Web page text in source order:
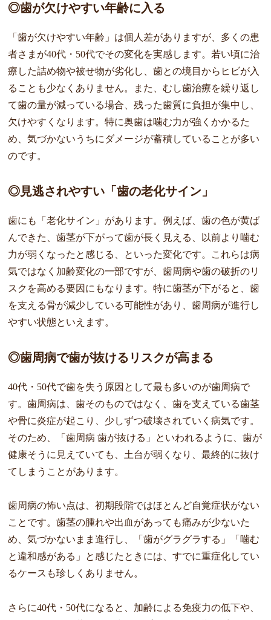
◎歯が欠けやすい年齢に入る
「歯が欠けやすい年齢」は個人差がありますが、多くの患
者さまが40代・50代でその変化を実感します。若い頃に治
療した詰め物や被せ物が劣化し、歯との境目からヒビが入
ることも少なくありません。また、むし歯治療を繰り返し
て歯の量が減っている場合、残った歯質に負担が集中し、
欠けやすくなります。特に奥歯は噛む力が強くかかるた
め、気づかないうちにダメージが蓄積していることが多い
のです。
◎見逃されやすい「歯の老化サイン」
歯にも「老化サイン」があります。例えば、歯の色が黄ば
んできた、歯茎が下がって歯が長く見える、以前より噛む
力が弱くなったと感じる、といった変化です。これらは病
気ではなく加齢変化の一部ですが、歯周病や歯の破折のリ
スクを高める要因にもなります。特に歯茎が下がると、歯
を支える骨が減少している可能性があり、歯周病が進行し
やすい状態といえます。
◎歯周病で歯が抜けるリスクが高まる
40代・50代で歯を失う原因として最も多いのが歯周病で
す。歯周病は、歯そのものではなく、歯を支えている歯茎
や骨に炎症が起こり、少しずつ破壊されていく病気です。
そのため、「歯周病 歯が抜ける」といわれるように、歯が
健康そうに見えていても、土台が弱くなり、最終的に抜け
てしまうことがあります。
歯周病の怖い点は、初期段階ではほとんど自覚症状がない
ことです。歯茎の腫れや出血があっても痛みが少ないた
め、気づかないまま進行し、「歯がグラグラする」「噛む
と違和感がある」と感じたときには、すでに重症化してい
るケースも珍しくありません。
さらに40代・50代になると、加齢による免疫力の低下や、